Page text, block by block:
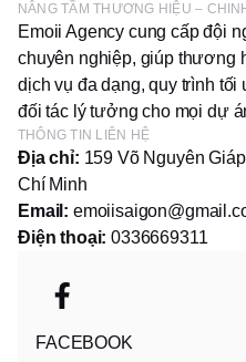
NÂNG TẦM THƯƠNG HIỆU –
Emoii Agency cung cấp đội
chuyên nghiệp, giúp thương
dịch vụ đa dạng, quy trình
đối tác lý tưởng cho mọi dự
THÔNG TIN LIÊN HỆ
Địa chỉ: 159 Võ Nguyên
Chí Minh
Email:
Điện thoại: 0336669311
FACEBOOK